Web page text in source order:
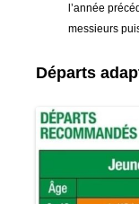
l’année
messieurs
Départs